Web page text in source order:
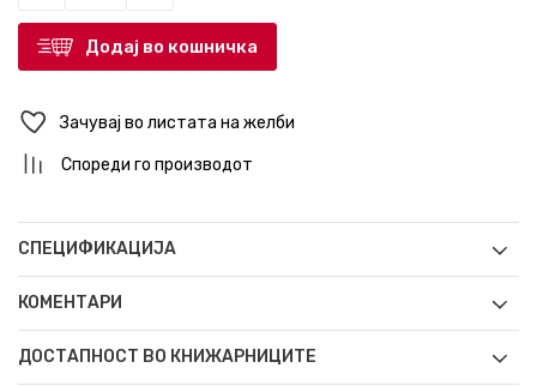
Додај во кошничка
Зачувај во листата на желби
Спореди го производот
СПЕЦИФИКАЦИЈА
КОМЕНТАРИ
ДОСТАПНОСТ ВО КНИЖАРНИЦИТЕ